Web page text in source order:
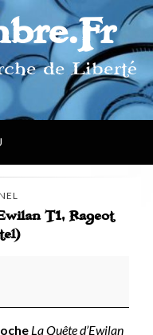
de Liberté
T1, Rageot
La Quête d’Ewilan